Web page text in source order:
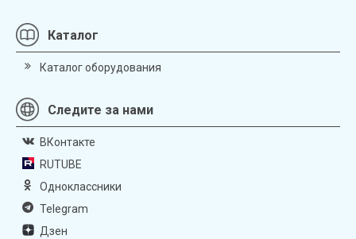
Каталог
Каталог оборудования
Следите за нами
ВКонтакте
RUTUBE
Одноклассники
Telegram
Дзен